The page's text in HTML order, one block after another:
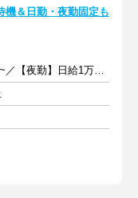
機＆日勤・夜勤固定も
【日勤】日給1万2000円~／【夜勤】日給1万3800円~